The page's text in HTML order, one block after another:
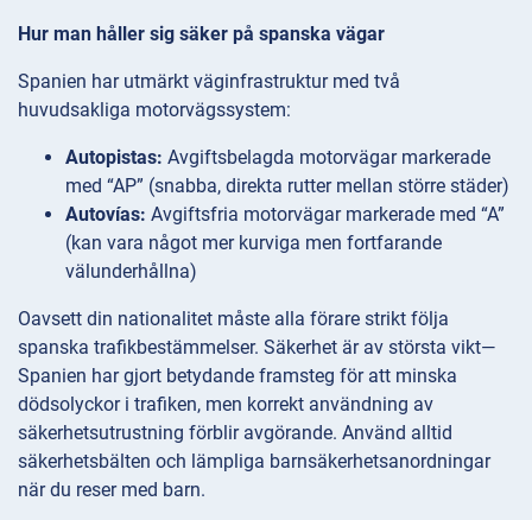
Hur man håller sig säker på spanska vägar
Spanien har utmärkt väginfrastruktur med två
huvudsakliga motorvägssystem:
Autopistas: Avgiftsbelagda motorvägar markerade
med “AP” (snabba, direkta rutter mellan större städer)
Autovías: Avgiftsfria motorvägar markerade med “A”
(kan vara något mer kurviga men fortfarande
välunderhållna)
Oavsett din nationalitet måste alla förare strikt följa
spanska trafikbestämmelser. Säkerhet är av största vikt—
Spanien har gjort betydande framsteg för att minska
dödsolyckor i trafiken, men korrekt användning av
säkerhetsutrustning förblir avgörande. Använd alltid
säkerhetsbälten och lämpliga barnsäkerhetsanordningar
när du reser med barn.